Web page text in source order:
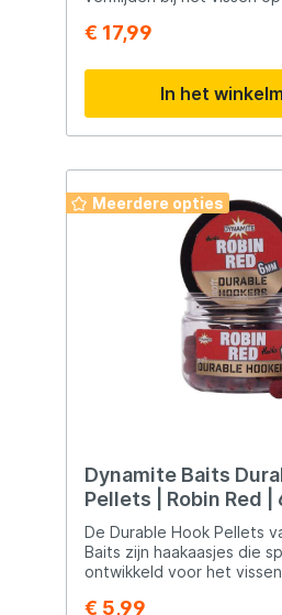
er een boiliernaald
worden.
€ 17,99
In het
Meerdere opties
Dynamite Baits
Pellets | Robin Red |
De Durable Hook Pellets
Baits zijn haakaasjes die
ontwikkeld voor het
kenmerken en
€ 5,99